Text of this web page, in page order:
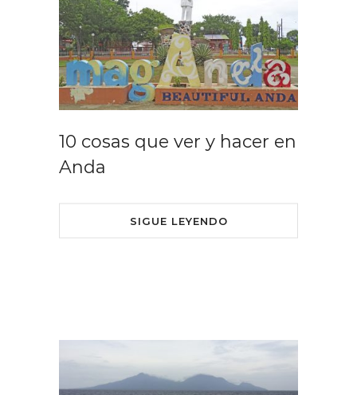
10 cosas que ver y hacer en
Anda
SIGUE LEYENDO